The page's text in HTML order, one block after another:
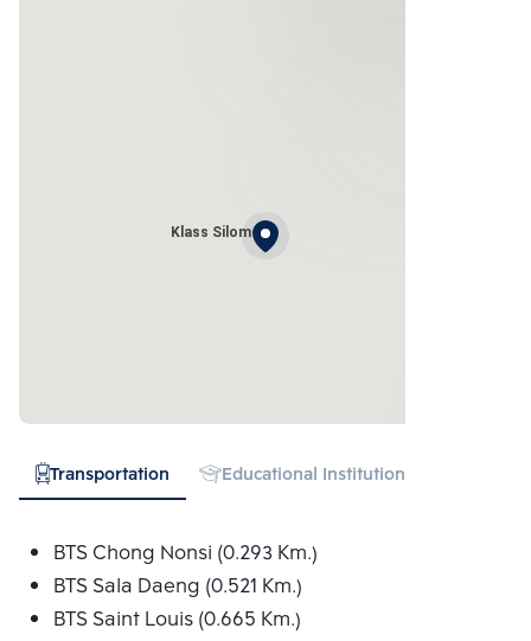
Klass Silom
Transportation Educational Institution
BTS Chong Nonsi (0.293 Km.)
BTS Sala Daeng (0.521 Km.)
BTS Saint Louis (0.665 Km.)